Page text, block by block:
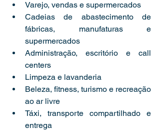
Varejo, vendas e supermercados
Cadeias de abastecimento de
fábricas, manufaturas e
supermercados
Administração, escritório e call
centers
Limpeza e lavanderia
Beleza, fitness, turismo e recreação
ao ar livre
Táxi, transporte compartilhado e
entrega